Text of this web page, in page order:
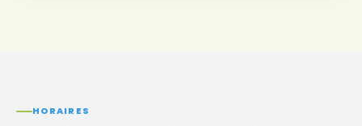
HORAIRES